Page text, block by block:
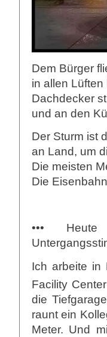
Dem Bürger
in allen
Dachdecker
und an den
Der Sturm ist
an Land, um
Die meisten
Die
•••
Ich arbeite in
Facility
die
raunt ein
Meter. Und